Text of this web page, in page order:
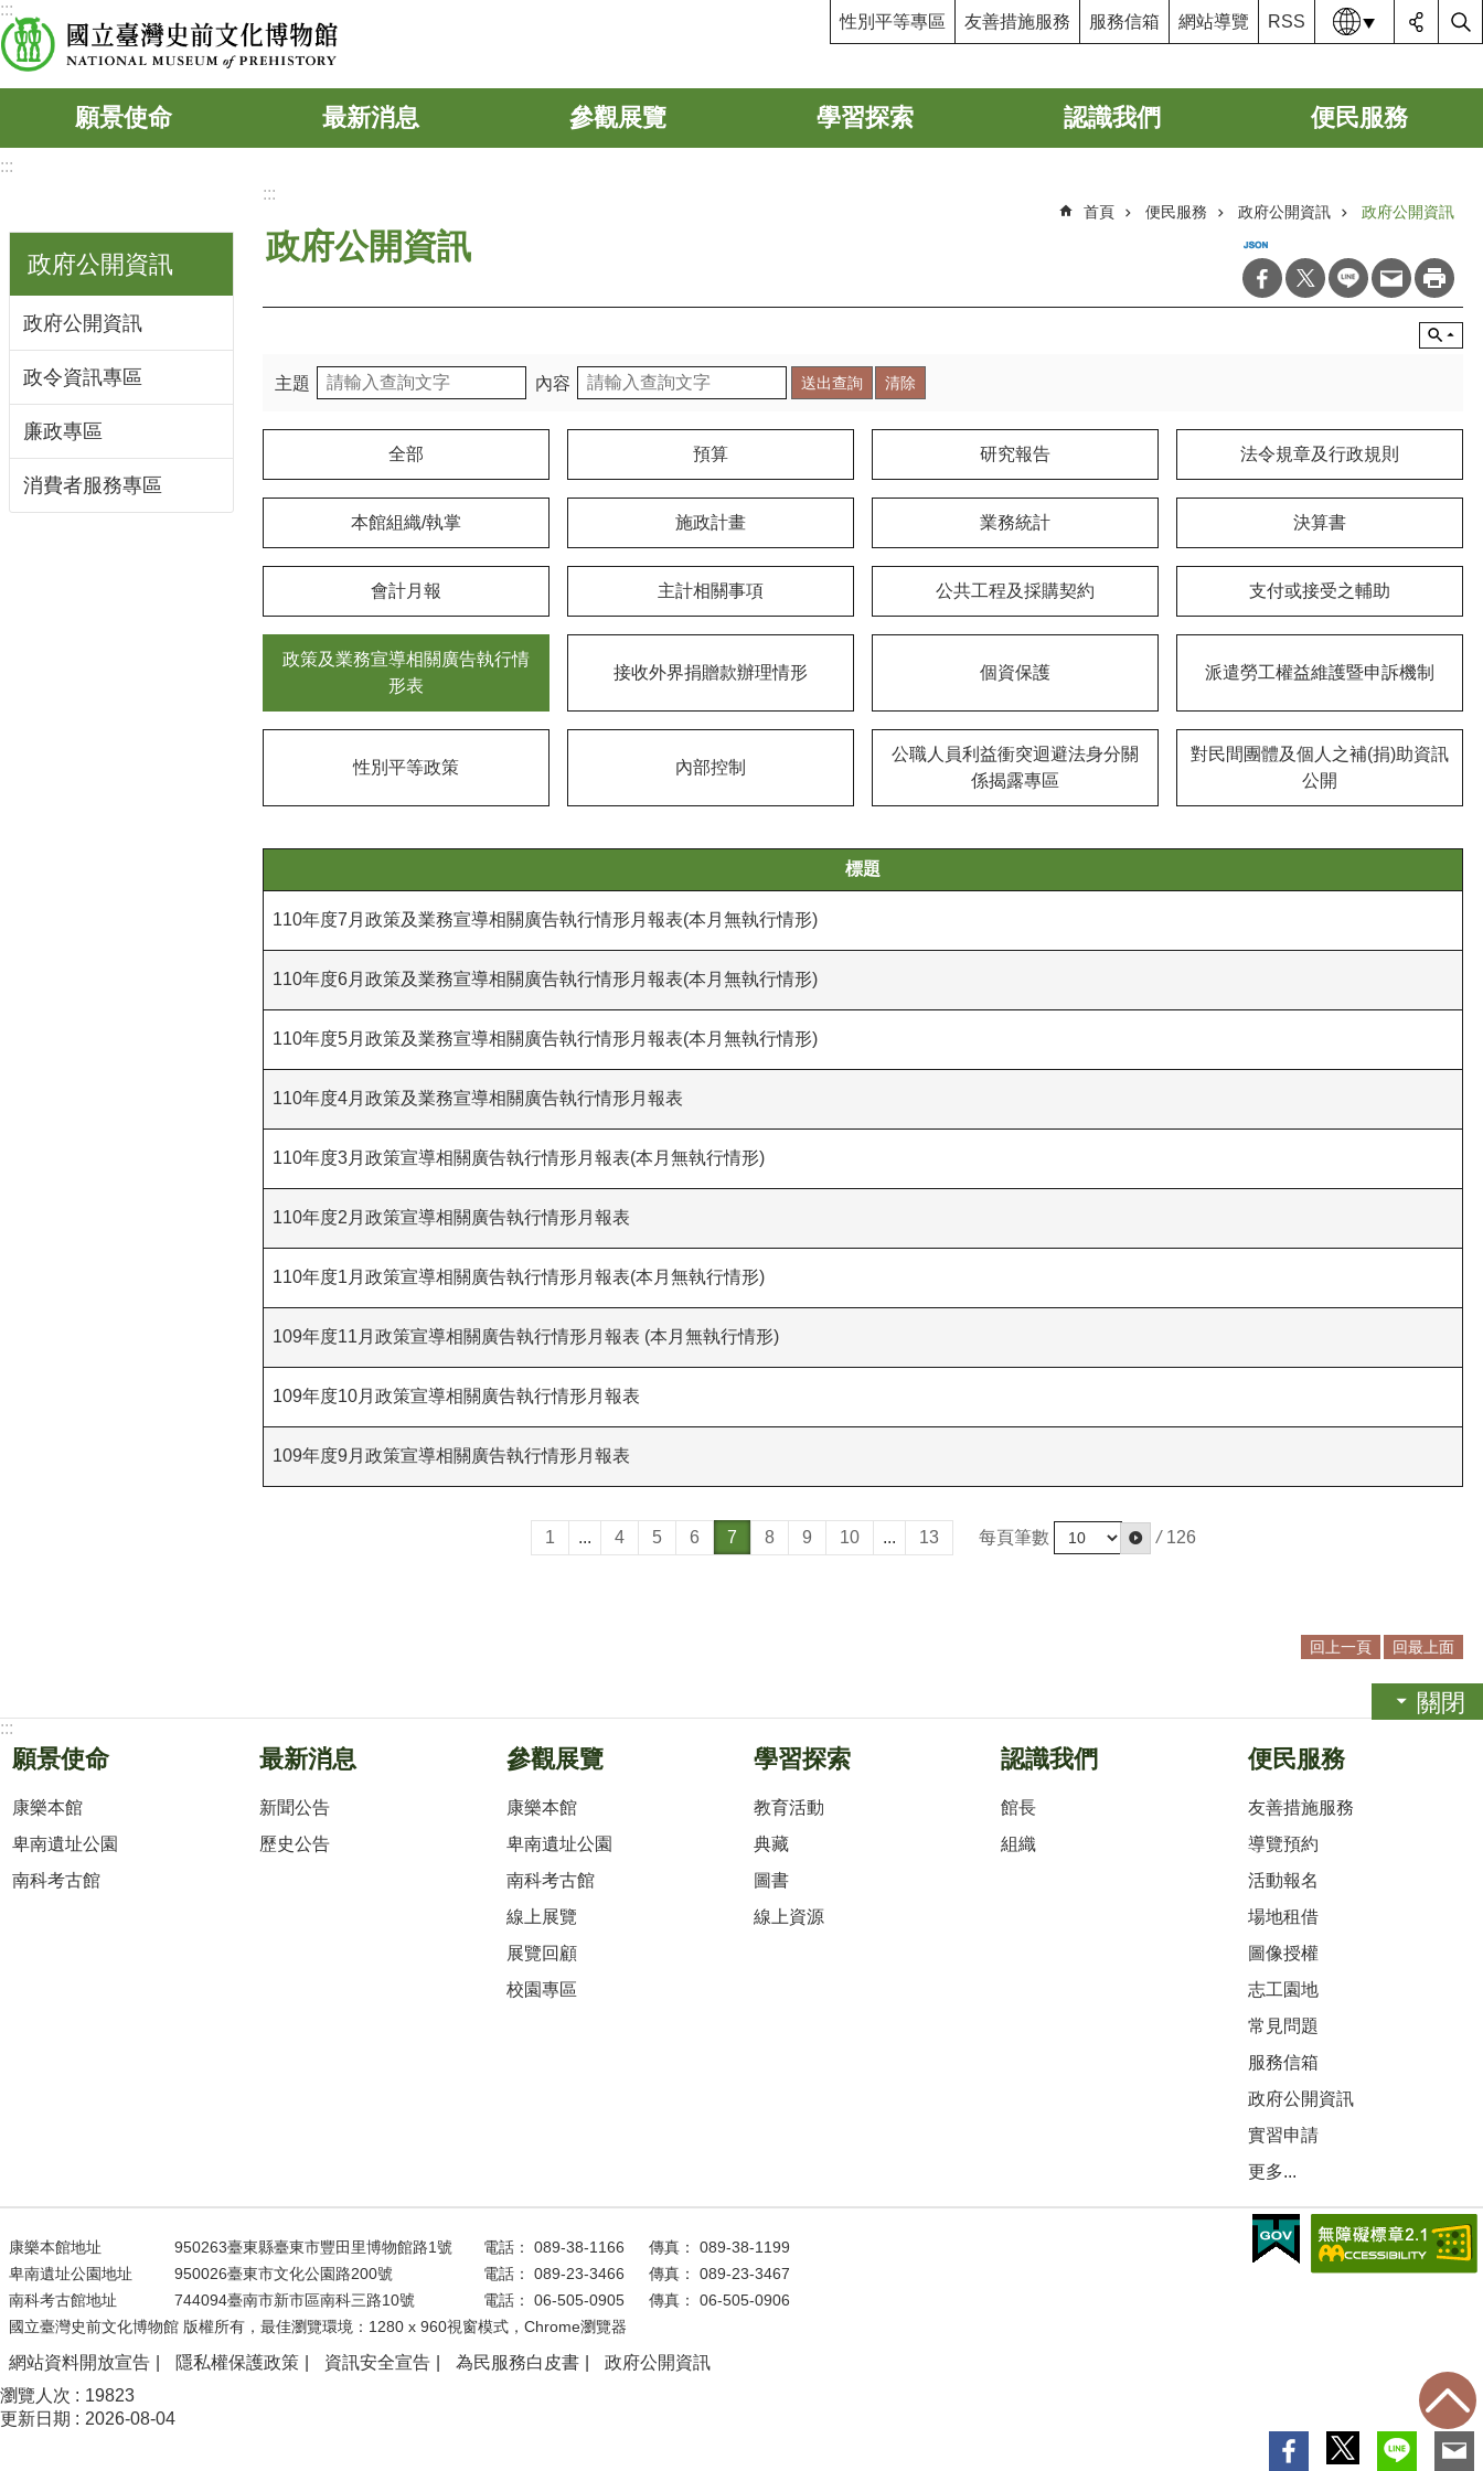
跳到主要內容區塊
:::
性別平等專區 友善措施服務 服務信箱 網站導覽 RSS 語系
願景使命 最新消息 參觀展覽 學習探索 認識我們 便民服務
:::
政府公開資訊
政府公開資訊
政令資訊專區
廉政專區
消費者服務專區
:::
首頁 便民服務 政府公開資訊 政府公開資訊
政府公開資訊
主題 內容
全部 預算 研究報告 法令規章及行政規則
本館組織/執掌 施政計畫 業務統計 決算書
會計月報 主計相關事項 公共工程及採購契約 支付或接受之輔助
政策及業務宣導相關廣告執行情
形表
接收外界捐贈款辦理情形 個資保護 派遣勞工權益維護暨申訴機制
性別平等政策 內部控制
公職人員利益衝突迴避法身分關
係揭露專區
對民間團體及個人之補(捐)助資訊
公開
標題
110年度7月政策及業務宣導相關廣告執行情形月報表(本月無執行情形)
110年度6月政策及業務宣導相關廣告執行情形月報表(本月無執行情形)
110年度5月政策及業務宣導相關廣告執行情形月報表(本月無執行情形)
110年度4月政策及業務宣導相關廣告執行情形月報表
110年度3月政策宣導相關廣告執行情形月報表(本月無執行情形)
110年度2月政策宣導相關廣告執行情形月報表
110年度1月政策宣導相關廣告執行情形月報表(本月無執行情形)
109年度11月政策宣導相關廣告執行情形月報表 (本月無執行情形)
109年度10月政策宣導相關廣告執行情形月報表
109年度9月政策宣導相關廣告執行情形月報表
1 ... 4 5 6 7 8 9 10 ... 13 每頁筆數 / 126
回上一頁 回最上面
關閉
:::
願景使命
康樂本館
卑南遺址公園
南科考古館
最新消息
新聞公告
歷史公告
參觀展覽
康樂本館
卑南遺址公園
南科考古館
線上展覽
展覽回顧
校園專區
學習探索
教育活動
典藏
圖書
線上資源
認識我們
館長
組織
便民服務
友善措施服務
導覽預約
活動報名
場地租借
圖像授權
志工園地
常見問題
服務信箱
政府公開資訊
實習申請
更多...
康樂本館地址 950263臺東縣臺東市豐田里博物館路1號 電話： 089-38-1166
傳真： 089-38-1199
卑南遺址公園地址
950026臺東市文化公園路200號 電話： 089-23-3466
傳真： 089-23-3467
南科考古館地址
744094臺南市新市區南科三路10號 電話： 06-505-0905
傳真： 06-505-0906
國立臺灣史前文化博物館 版權所有，最佳瀏覽環境：1280 x 960視窗模式，Chrome瀏覽器
網站資料開放宣告 隱私權保護政策 資訊安全宣告 為民服務白皮書
政府公開資訊
瀏覽人次
19823
更新日期
2026-08-04